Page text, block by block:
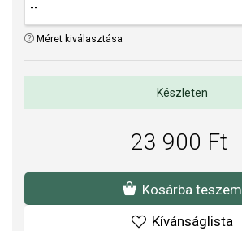
Méret kiválasztása
Készleten
23 900 Ft
Kosárba teszem
Kívánságlista